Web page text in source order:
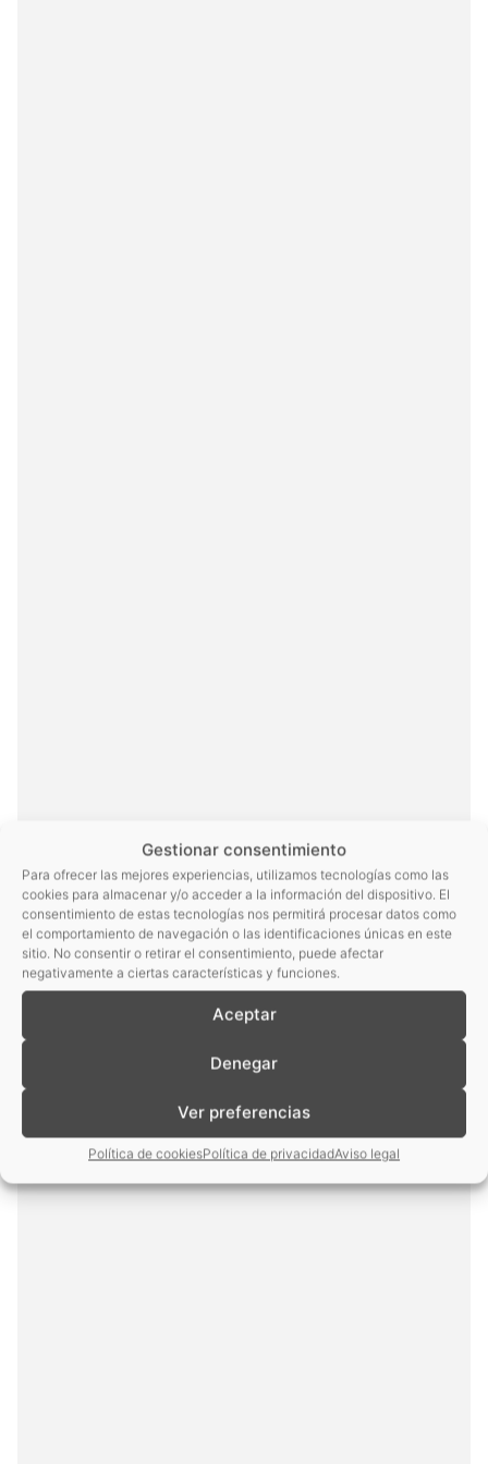
Gestionar consentimiento
Para ofrecer las mejores experiencias, utilizamos tecnologías como las
cookies para almacenar y/o acceder a la información del dispositivo. El
consentimiento de estas tecnologías nos permitirá procesar datos como
el comportamiento de navegación o las identificaciones únicas en este
sitio. No consentir o retirar el consentimiento, puede afectar
negativamente a ciertas características y funciones.
Aceptar
Denegar
Ver preferencias
Política de cookiesPolítica de privacidadAviso legal